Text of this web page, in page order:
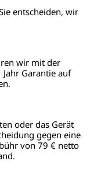
entscheiden, wir
wir mit der
Garantie auf
oder das Gerät
gegen eine
von 79 € netto